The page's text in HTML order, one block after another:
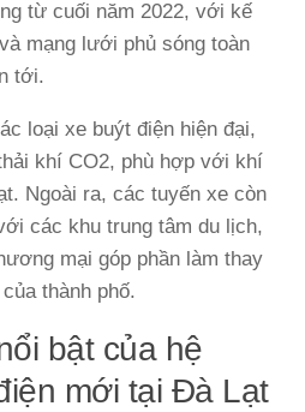
từ cuối năm 2022, với kế
mạng lưới phủ sóng toàn
tới.
loại xe buýt điện hiện đại,
khí CO2, phù hợp với khí
Ngoài ra, các tuyến xe còn
các khu trung tâm du lịch,
mại góp phần làm thay
thành phố.
bật của hệ
mới tại Đà Lạt